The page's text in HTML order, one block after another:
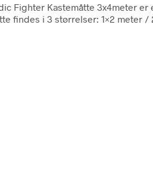
Fighter Kastemåtte 3x4meter
findes i 3 størrelser: 1×2 meter /